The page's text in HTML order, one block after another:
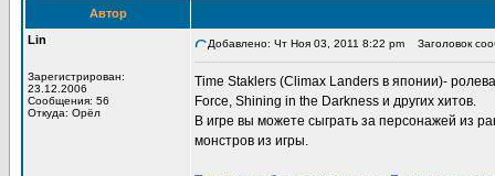
Автор
Lin
Зарегистрирован:
23.12.2006
Сообщения: 56
Откуда: Орёл
Добавлено: Чт Ноя 03, 2011 8:22 pm Заголовок
Time Staklers (Climax Landers в японии)-
Force, Shining in the Darkness и других хитов.
В игре вы можете сыграть за персонажей из
монстров из игры.